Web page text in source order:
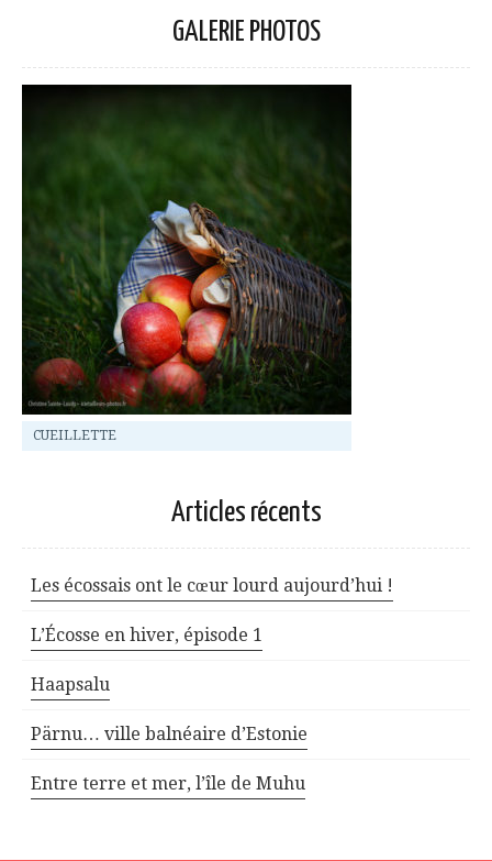
GALERIE PHOTOS
CUEILLETTE
Articles récents
Les écossais ont le cœur lourd aujourd’hui !
L’Écosse en hiver, épisode 1
Haapsalu
Pärnu… ville balnéaire d’Estonie
Entre terre et mer, l’île de Muhu